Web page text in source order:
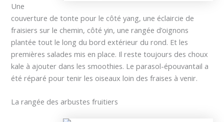
Une
couverture de tonte pour le côté yang, une éclaircie de
fraisiers sur le chemin, côté yin, une rangée d’oignons
plantée tout le long du bord extérieur du rond. Et les
premières salades mis en place. Il reste toujours des choux
kale à ajouter dans les smoothies. Le parasol-épouvantail a
été réparé pour tenir les oiseaux loin des fraises à venir.
La rangée des arbustes fruitiers